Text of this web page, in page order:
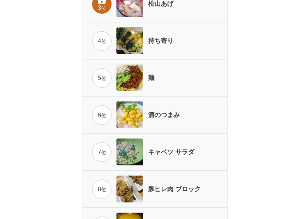
3位
松山あげ
4位 持ち寄り
5位 麺
6位 酒のつまみ
7位 キャベツ サラダ
8位 豚ヒレ肉 ブロック